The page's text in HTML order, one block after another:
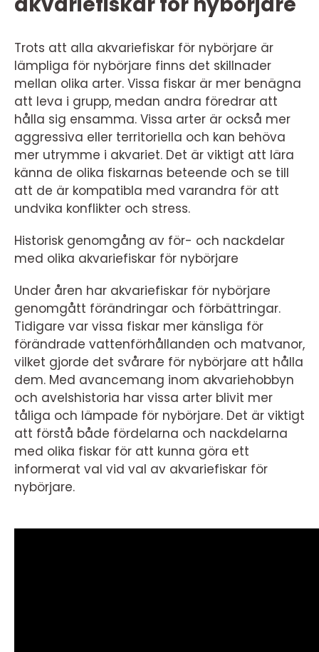
Trots att alla akvariefiskar för nybörjare är
lämpliga för nybörjare finns det skillnader
mellan olika arter. Vissa fiskar är mer benägna
att leva i grupp, medan andra föredrar att
hålla sig ensamma. Vissa arter är också mer
aggressiva eller territoriella och kan behöva
mer utrymme i akvariet. Det är viktigt att lära
känna de olika fiskarnas beteende och se till
att de är kompatibla med varandra för att
undvika konflikter och stress.
Historisk genomgång av för- och nackdelar
med olika akvariefiskar för nybörjare
Under åren har akvariefiskar för nybörjare
genomgått förändringar och förbättringar.
Tidigare var vissa fiskar mer känsliga för
förändrade vattenförhållanden och matvanor,
vilket gjorde det svårare för nybörjare att hålla
dem. Med avancemang inom akvariehobbyn
och avelshistoria har vissa arter blivit mer
tåliga och lämpade för nybörjare. Det är viktigt
att förstå både fördelarna och nackdelarna
med olika fiskar för att kunna göra ett
informerat val vid val av akvariefiskar för
nybörjare.